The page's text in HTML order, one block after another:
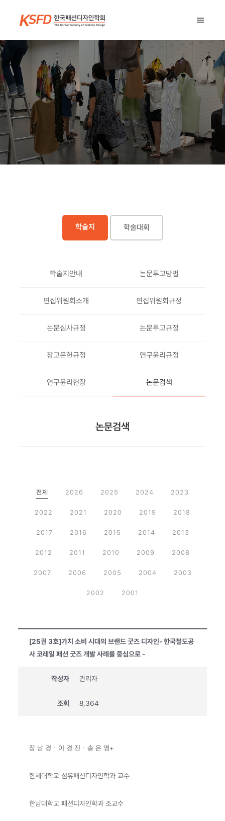
학술지 학술대회
학술지안내 논문투고방법
편집위원회소개 편집위원회규정
논문심사규정 논문투고규정
참고문헌규정 연구윤리규정
연구윤리헌장 논문검색
논문검색
전체 2026 2025 2024 2023
2022 2021 2020 2019 2018
2017 2016 2015 2014 2013
2012 2011 2010 2009 2008
2007 2006 2005 2004 2003
2002 2001
[25권 3호]가치 소비 시대의 브랜드 굿즈 디자인- 한국철도공
사 코레일 패션 굿즈 개발 사례를 중심으로 -
작성자 관리자
조회 8,364
장 남 경ㆍ이 경 진ㆍ송 은 영+
한세대학교 섬유패션디자인학과 교수
한남대학교 패션디자인학과 조교수